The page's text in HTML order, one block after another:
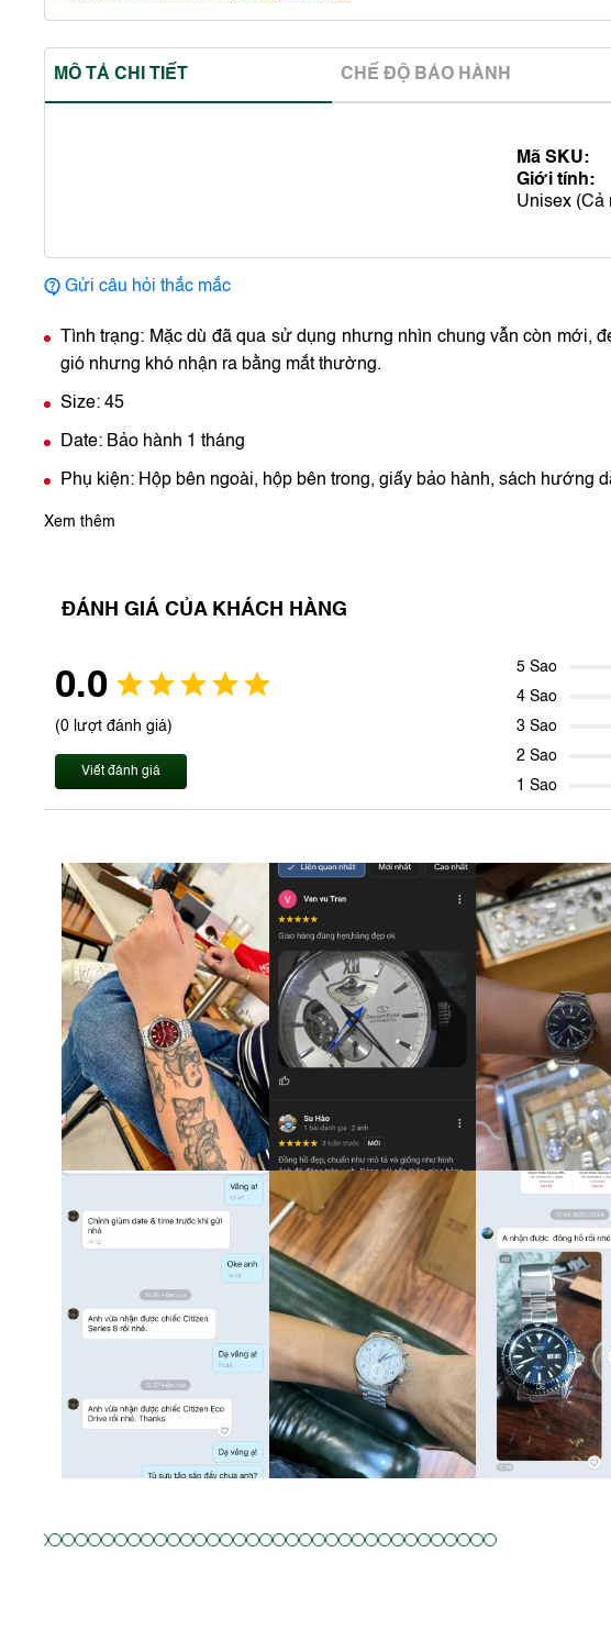
MÔ TẢ CHI TIẾT CHẾ ĐỘ BẢO HÀNH
Mã SKU:
Giới tính:
Unisex (Cả
Gửi câu hỏi thắc mắc
Tình trạng: Mặc dù đã qua sử dụng nhưng nhìn chung vẫn còn mới,
gió nhưng khó nhận ra bằng mắt thường.
Size: 45
Date: Bảo hành 1 tháng
Phụ kiện: Hộp bên ngoài, hộp bên trong, giấy bảo hành, sách hướng
Xem thêm
ĐÁNH GIÁ CỦA KHÁCH HÀNG
0.0
(0 lượt đánh giá)
Viết đánh giá
5 Sao
4 Sao
3 Sao
2 Sao
1 Sao